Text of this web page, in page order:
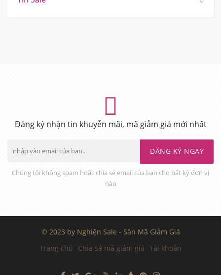
Đăng ký nhận tin khuyễn mãi, mã giảm giá mới nhất
ĐĂNG KÝ NGAY
Chúng tôi không spam hoặc chia sẻ email của bạn cho bất kỳ đơn vị
nào
© 2023 by Nghiện Sale - Săn Mã Giảm Giá
Trang chủ
Chia sẻ mã giảm giá Tài khoản